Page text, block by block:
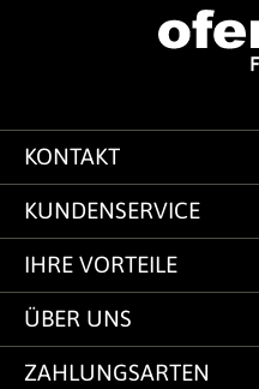
KONTAKT
KUNDENSERVICE
IHRE VORTEILE
ÜBER UNS
ZAHLUNGSARTEN